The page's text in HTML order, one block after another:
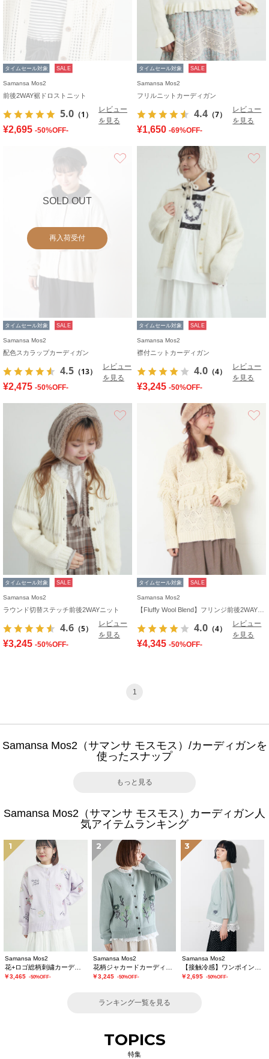
タイムセール対象 SALE
Samansa Mos2
前後2WAY裾ドロストニット
5.0 （1）
レビュー
を見る
¥2,695 -50%OFF-
タイムセール対象 SALE
Samansa Mos2
フリルニットカーディガン
4.4 （7）
レビュー
を見る
¥1,650 -69%OFF-
SOLD OUT
再入荷受付
タイムセール対象 SALE
Samansa Mos2
配色スカラップカーディガン
4.5 （13）
レビュー
を見る
¥2,475 -50%OFF-
タイムセール対象 SALE
Samansa Mos2
襟付ニットカーディガン
4.0 （4）
レビュー
を見る
¥3,245 -50%OFF-
タイムセール対象 SALE
Samansa Mos2
ラウンド切替ステッチ前後2WAYニット
4.6 （5）
レビュー
を見る
¥3,245 -50%OFF-
タイムセール対象 SALE
Samansa Mos2
4.0 （4）
レビュー
を見る
¥4,345 -50%OFF-
1
Samansa Mos2（サマンサ モスモス）/カーディガンを
使ったスナップ
もっと見る
Samansa Mos2（サマンサ モスモス）カーディガン人
気アイテムランキング
1
Samansa Mos2
￥3,465 -50%OFF-
2
Samansa Mos2
￥3,245 -50%OFF-
3
Samansa Mos2
￥2,695 -50%OFF-
ランキング一覧を見る
TOPICS
特集